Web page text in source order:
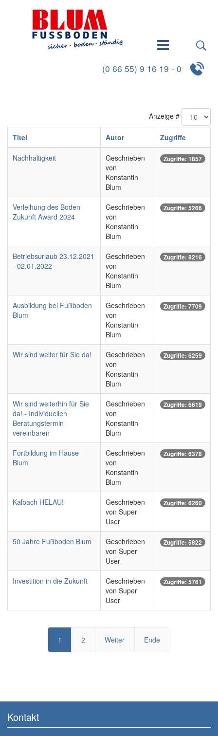
(0 66 55) 9 16 19 - 0
Anzeige #
Titel Autor Zugriffe
Nachhaltigkeit
Geschrieben
von
Konstantin
Blum
Zugriffe: 1857
Verleihung des Boden
Zukunft Award 2024
Geschrieben
von
Konstantin
Blum
Zugriffe: 5266
Betriebsurlaub 23.12.2021
- 02.01.2022
Geschrieben
von
Konstantin
Blum
Zugriffe: 8216
Ausbildung bei Fußboden
Blum
Geschrieben
von
Konstantin
Blum
Zugriffe: 7709
Wir sind weiter für Sie da!
Geschrieben
von
Konstantin
Blum
Zugriffe: 6259
Wir sind weiterhin für Sie
da! - Individuellen
Beratungstermin
vereinbaren
Geschrieben
von
Konstantin
Blum
Zugriffe: 6619
Fortbildung im Hause
Blum
Geschrieben
von
Konstantin
Blum
Zugriffe: 6378
Kalbach HELAU!
Geschrieben
von Super
User
Zugriffe: 6260
50 Jahre Fußboden Blum
Geschrieben
von Super
User
Zugriffe: 5822
Investition in die Zukunft
Geschrieben
von Super
User
Zugriffe: 5761
1 2 Weiter Ende
Kontakt